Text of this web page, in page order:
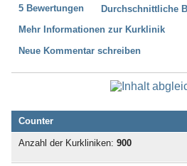
5 Bewertungen
Durchschnittliche
Mehr Informationen zur Kurklinik
Neue Kommentar schreiben
Counter
Anzahl der Kurkliniken: 900